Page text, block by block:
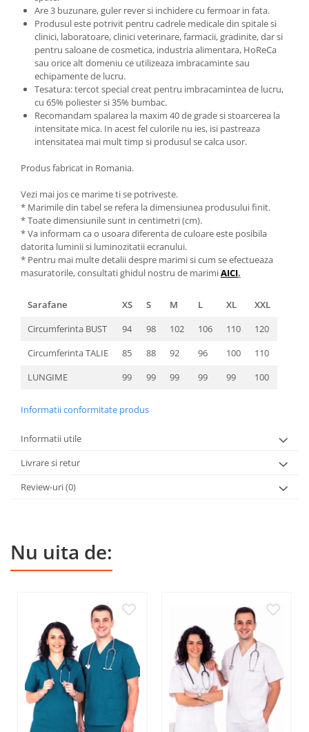
Are 3 buzunare, guler rever si inchidere cu fermoar in fata.
Produsul este potrivit pentru cadrele medicale din spitale si
clinici, laboratoare, clinici veterinare, farmacii, gradinite, dar si
pentru saloane de cosmetica, industria alimentara, HoReCa
sau orice alt domeniu ce utilizeaza imbracaminte sau
echipamente de lucru.
Tesatura: tercot special creat pentru imbracamintea de lucru,
cu 65% poliester si 35% bumbac.
Recomandam spalarea la maxim 40 de grade si stoarcerea la
intensitate mica. In acest fel culorile nu ies, isi pastreaza
intensitatea mai mult timp si produsul se calca usor.
Produs fabricat in Romania.
Vezi mai jos ce marime ti se potriveste.
* Marimile din tabel se refera la dimensiunea produsului finit.
* Toate dimensiunile sunt in centimetri (cm).
* Va informam ca o usoara diferenta de culoare este posibila
datorita luminii si luminozitatii ecranului.
* Pentru mai multe detalii despre marimi si cum se efectueaza
masuratorile, consultati ghidul nostru de marimiAICI.
Sarafane XS S M L XL
XXL
Circumferinta BUST
94 98 102 106 110
120
Circumferinta TALIE
85 88 92 96 100
110
LUNGIME
99 99 99 99 99 100
Informatii conformitate produs
Informatii utile
Livrare si retur
Review-uri(0)
Nu uita de: